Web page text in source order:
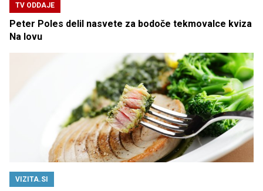
TV ODDAJE
Peter Poles delil nasvete za bodoče tekmovalce kviza
Na lovu
VIZITA.SI